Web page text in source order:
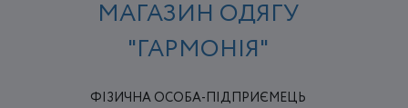
МАГАЗИН ОДЯГУ
"ГАРМОНІЯ"
ФІЗИЧНА ОСОБА-ПІДПРИЄМЕЦЬ